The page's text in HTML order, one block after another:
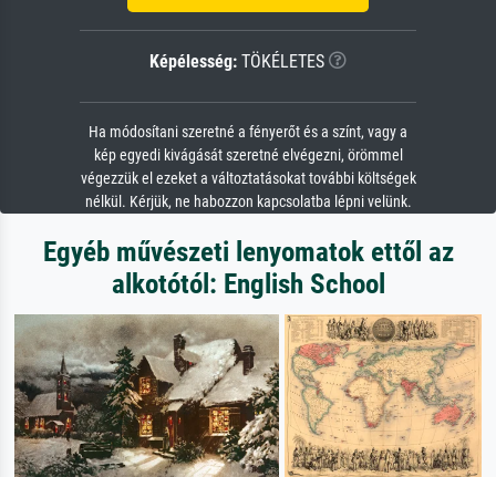
Képélesség: TÖKÉLETES
Ha módosítani szeretné a fényerőt és a színt, vagy a
kép egyedi kivágását szeretné elvégezni, örömmel
végezzük el ezeket a változtatásokat további költségek
nélkül. Kérjük, ne habozzon kapcsolatba lépni velünk.
Egyéb művészeti lenyomatok ettől az
alkotótól: English School